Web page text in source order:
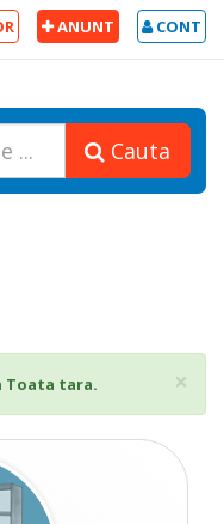
CONT
ANUNT
Cauta
×
Toata tara.